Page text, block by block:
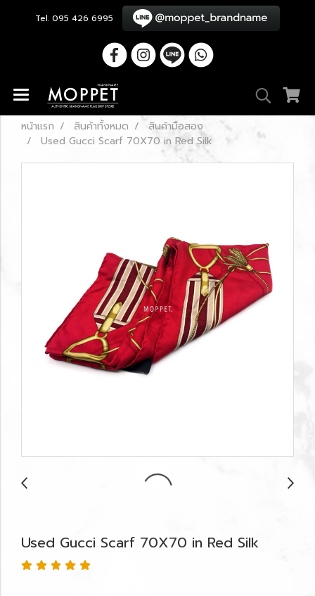
Tel. 095 426 6995
หน้าแรก สินค้าทั้งหมด
สินค้ามือสอง
Used Gucci Scarf 70X70 in Red Silk
Used Gucci Scarf 70X70 in Red Silk